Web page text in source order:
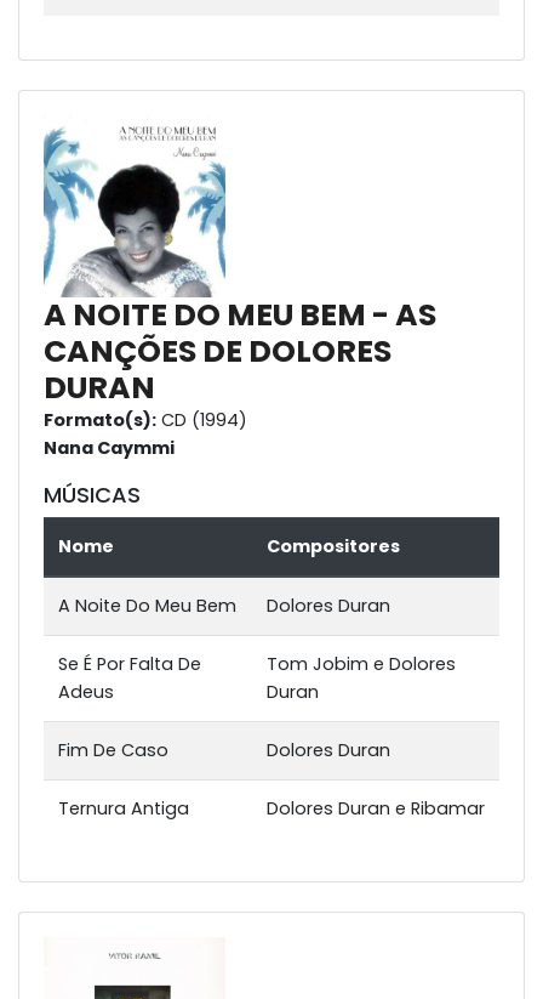
A NOITE DO MEU BEM - AS
CANÇÕES DE DOLORES
DURAN
Formato(s): CD (1994)
Nana Caymmi
MÚSICAS
Nome Compositores
A Noite Do Meu Bem Dolores Duran
Se É Por Falta De
Adeus
Tom Jobim e Dolores
Duran
Fim De Caso Dolores Duran
Ternura Antiga Dolores Duran e Ribamar